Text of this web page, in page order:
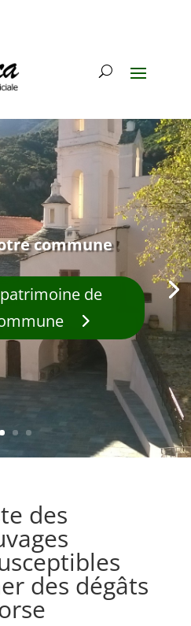
commune
de
des
des dégâts